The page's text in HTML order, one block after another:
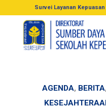
Survei Layanan Kepuasan
AGENDA, BERITA,